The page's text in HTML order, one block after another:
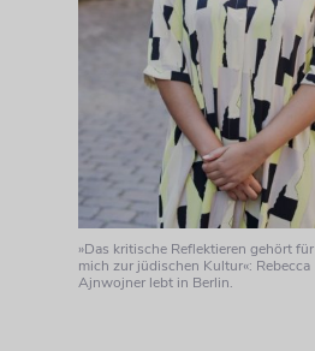
»Das kritische Reflektieren gehört für
mich zur jüdischen Kultur«: Rebecca
Ajnwojner lebt in Berlin.